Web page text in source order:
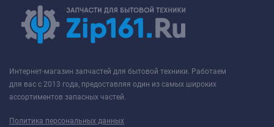
Интернет-магазин запчастей для бытовой техники. Работаем
для вас с 2013 года, предоставляя один из самых широких
ассортиментов запасных частей.
Политика персональных данных